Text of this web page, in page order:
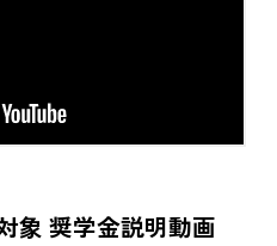
象 奨学金説明動画